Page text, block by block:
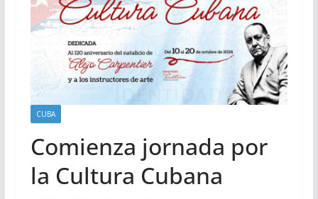
CUBA
Comienza jornada por
la Cultura Cubana